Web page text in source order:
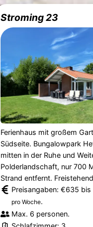
Stroming 23
Ferienhaus mit großem
Südseite. Bungalowpark
mitten in der Ruhe und
Polderlandschaft, nur 700
Strand entfernt.
Preisangaben: €635 bis
pro Woche.
Max. 6 personen.